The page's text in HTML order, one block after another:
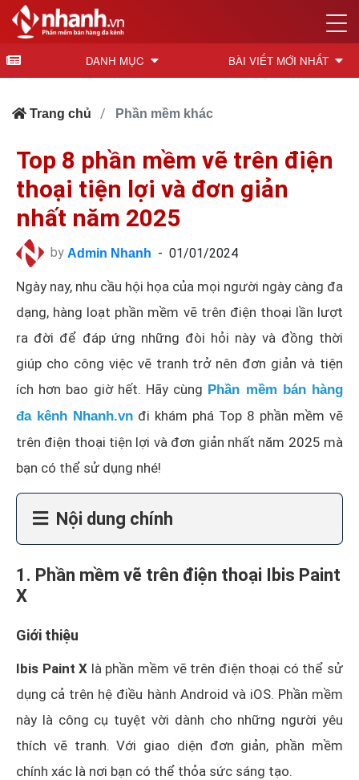
DANH MỤC BÀI VIẾT MỚI NHẤT
Trang chủ Phần mềm khác
Top 8 phần mềm vẽ trên điện
thoại tiện lợi và đơn giản
nhất năm 2025
by Admin Nhanh - 01/01/2024
Ngày nay, nhu cầu hội họa của mọi người ngày càng đa
dạng, hàng loạt phần mềm vẽ trên điện thoại lần lượt
ra đời để đáp ứng những đòi hỏi này và đồng thời
giúp cho công việc vẽ tranh trở nên đơn giản và tiện
ích hơn bao giờ hết. Hãy cùng Phần mềm bán hàng
đa kênh Nhanh.vn đi khám phá Top 8 phần mềm vẽ
trên điện thoại tiện lợi và đơn giản nhất năm 2025 mà
bạn có thể sử dụng nhé!
Nội dung chính
1. Phần mềm vẽ trên điện thoại Ibis Paint
X
Giới thiệu
Ibis Paint X là phần mềm vẽ trên điện thoại có thể sử
dụng cả trên hệ điều hành Android và iOS. Phần mềm
này là công cụ tuyệt vời dành cho những người yêu
thích vẽ tranh. Với giao diện đơn giản, phần mềm
chính xác là nơi bạn có thể thỏa sức sáng tạo.